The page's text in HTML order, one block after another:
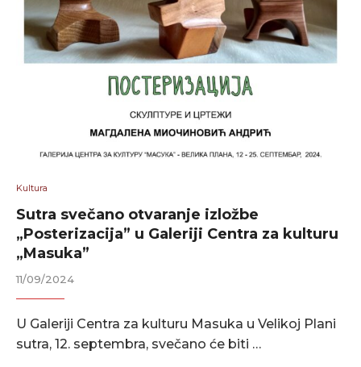
Kultura
Sutra svečano otvaranje izložbe
„Posterizacija” u Galeriji Centra za kulturu
„Masuka”
11/09/2024
U Galeriji Centra za kulturu Masuka u Velikoj Plani
sutra, 12. septembra, svečano će biti …